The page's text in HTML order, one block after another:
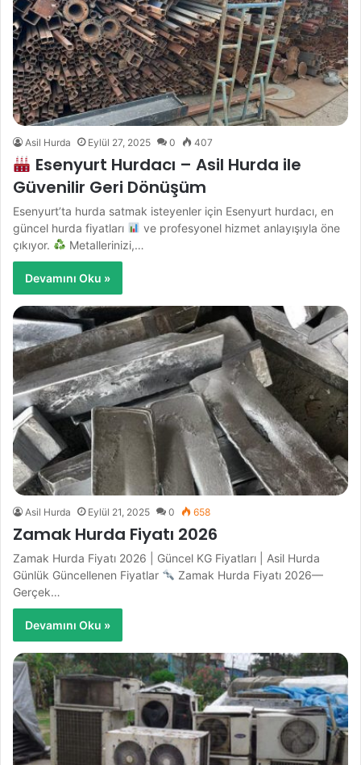
Asil Hurda Eylül 27, 2025 0 407
Esenyurt Hurdacı – Asil Hurda ile
Güvenilir Geri Dönüşüm
Esenyurt’ta hurda satmak isteyenler için Esenyurt hurdacı, en
güncel hurda fiyatları
ve profesyonel hizmet anlayışıyla öne
çıkıyor.
Metallerinizi,…
Devamını Oku »
Asil Hurda Eylül 21, 2025 0 658
Zamak Hurda Fiyatı 2026
Zamak Hurda Fiyatı 2026 | Güncel KG Fiyatları | Asil Hurda
Günlük Güncellenen Fiyatlar
Zamak Hurda Fiyatı 2026—
Gerçek…
Devamını Oku »